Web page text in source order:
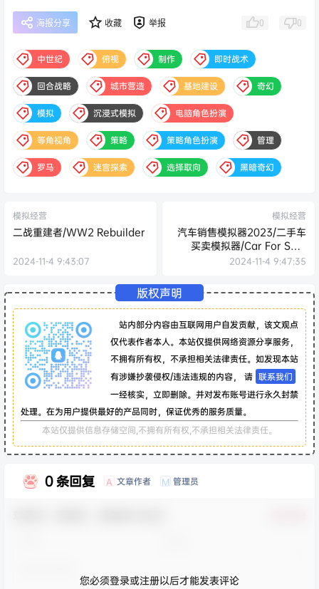
海报分享 收藏 举报 0 0
中世纪 俯视 制作 即时战术
回合战略 城市营造 基地建设 奇幻
模拟 沉浸式模拟 电脑角色扮演
等角视角 策略 策略角色扮演 管理
罗马 迷宫探索 选择取向 黑暗奇幻
模拟经营
二战重建者/WW2 Rebuilder
2024-11-4 9:43:07
模拟经营
汽车销售模拟器2023/二手车
买卖模拟器/Car For Sale
Simulator 2023
2024-11-4 9:47:35
版权声明
站内部分内容由互联网用户自发贡献，该文观点
仅代表作者本人。本站仅提供网络资源分享服务，
不拥有所有权，不承担相关法律责任。如发现本站
有涉嫌抄袭侵权/违法违规的内容， 请 联系我们
一经核实，立即删除。并对发布账号进行永久封禁
处理。在为用户提供最好的产品同时，保证优秀的服务质量。
本站仅提供信息存储空间,不拥有所有权,不承担相关法律责任。
0 条回复 A 文章作者 M 管理员
您必须登录或注册以后才能发表评论